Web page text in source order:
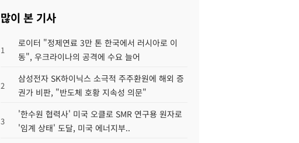
많이 본 기사
1
로이터 "정제연료 3만 톤 한국에서 러시아로 이
동", 우크라이나의 공격에 수요 늘어
2
삼성전자 SK하이닉스 소극적 주주환원에 해외 증
권가 비판, "반도체 호황 지속성 의문"
3
'한수원 협력사' 미국 오클로 SMR 연구용 원자로
'임계 상태' 도달, 미국 에너지부..